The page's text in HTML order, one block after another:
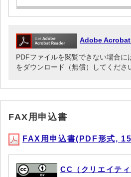
Adobe Acrobat
PDFファイルを閲覧できない場合
をダウンロード（無償）してくださ
FAX用申込書
FAX用申込書(PDF形式,
CC（クリエイテ